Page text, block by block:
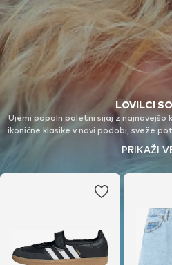
LOVILCI
Ujemi popoln poletni sijaj z najnovejšo
ikonične klasike v novi podobi, sveže
© Successió Miró / VG
PRIKAŽI